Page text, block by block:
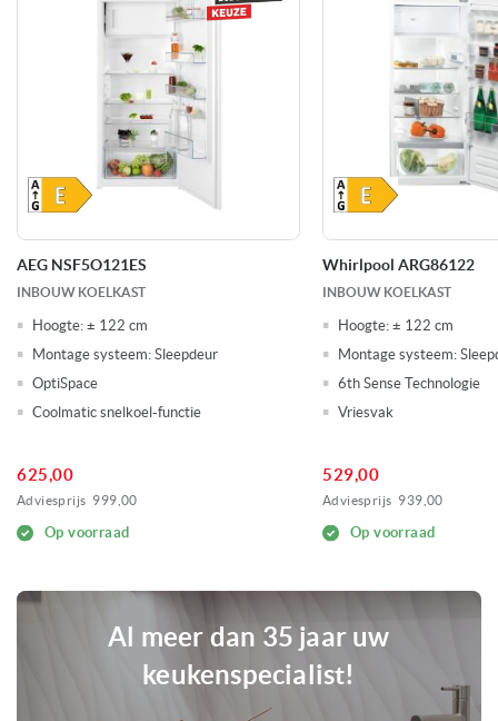
Kenmerken koelkasten
Gehard glazen legplateaus
Verlichting: LED binnenverlichting
AEG NSF5O121ES
INBOUW KOELKAST
Hoogte: ± 122 cm
Montage systeem: Sleepdeur
OptiSpace
Coolmatic snelkoel-functie
625,00
Adviesprijs 999,00
Op voorraad
Whirlpool ARG86122
INBOUW KOELKAST
Hoogte: ± 122 cm
Montage systeem:
6th Sense Technologie
Vriesvak
529,00
Adviesprijs 939,00
Op voorraad
Al meer dan 35 jaar uw
keukenspecialist!